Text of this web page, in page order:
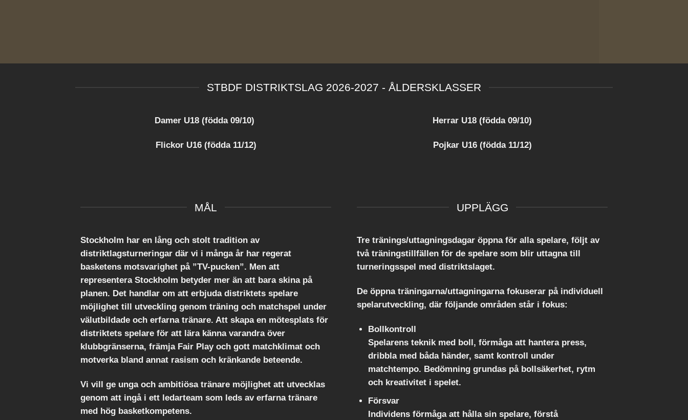
STBDF DISTRIKTSLAG 2026-2027 - ÅLDERSKLASSER
Damer U18 (födda 09/10)
Flickor U16 (födda 11/12)
Herrar U18 (födda 09/10)
Pojkar U16 (födda 11/12)
MÅL
Stockholm har en lång och stolt tradition av
distriktlagsturneringar där vi i många år har regerat
basketens motsvarighet på ”TV-pucken”. Men att
representera Stockholm betyder mer än att bara skina på
planen. Det handlar om att erbjuda distriktets spelare
möjlighet till utveckling genom träning och matchspel under
välutbildade och erfarna tränare. Att skapa en mötesplats för
distriktets spelare för att lära känna varandra över
klubbgränserna, främja Fair Play och gott matchklimat och
motverka bland annat rasism och kränkande beteende.
Vi vill ge unga och ambitiösa tränare möjlighet att utvecklas
genom att ingå i ett ledarteam som leds av erfarna tränare
med hög basketkompetens.
UPPLÄGG
Tre tränings/uttagningsdagar öppna för alla spelare, följt av
två träningstillfällen för de spelare som blir uttagna till
turneringsspel med distriktslaget.
De öppna träningarna/uttagningarna fokuserar på individuell
spelarutveckling, där följande områden står i fokus:
Bollkontroll
Spelarens teknik med boll, förmåga att hantera press,
dribbla med båda händer, samt kontroll under
matchtempo. Bedömning grundas på bollsäkerhet, rytm
och kreativitet i spelet.
Försvar
Individens förmåga att hålla sin spelare, förstå